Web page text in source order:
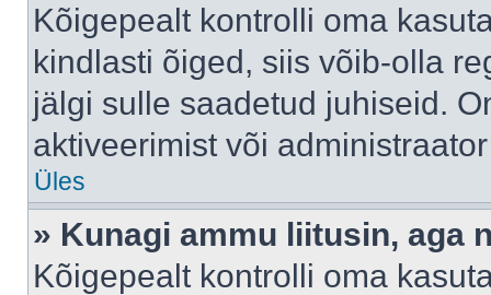
Kõigepealt kontrolli oma
kindlasti õiged, siis võib-olla
jälgi sulle saadetud juhiseid.
aktiveerimist või
Üles
» Kunagi ammu liitusin, aga
Kõigepealt kontrolli oma